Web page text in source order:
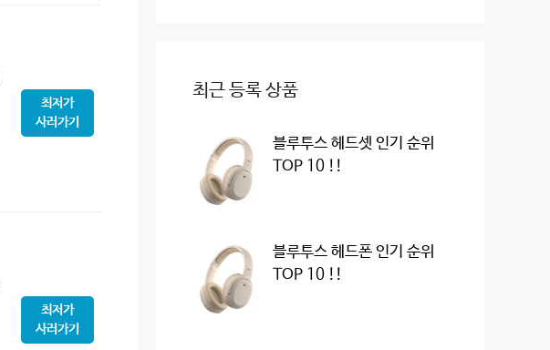
최저가
사러가기
최저가
사러가기
최근 등록 상품
블루투스 헤드셋 인기 순위
TOP 10 !!
블루투스 헤드폰 인기 순위
TOP 10 !!